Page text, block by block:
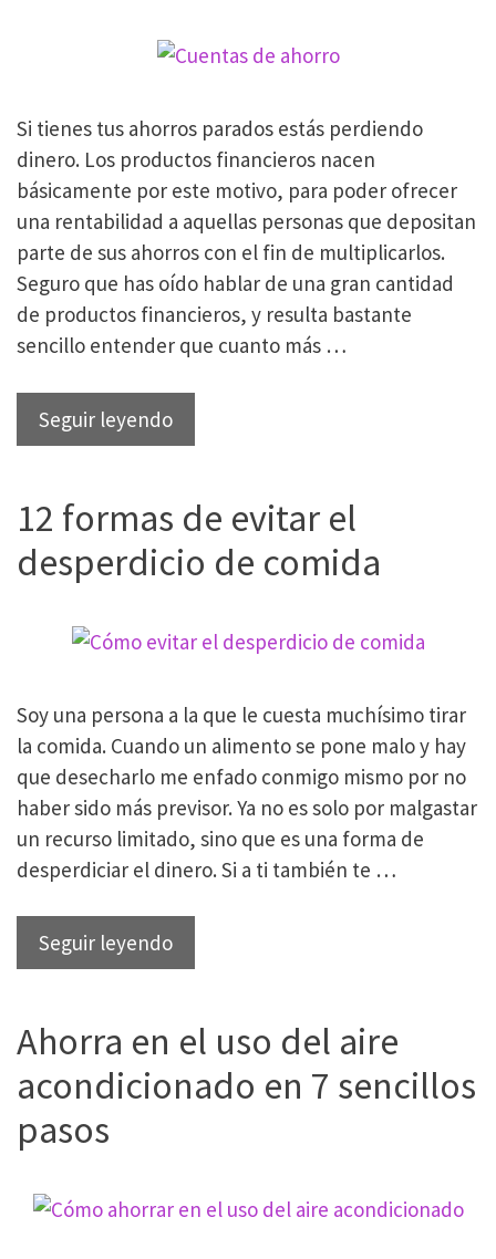
compras
(sin
códigos
descuento)
Si tienes tus ahorros parados estás perdiendo
dinero. Los productos financieros nacen
básicamente por este motivo, para poder ofrecer
una rentabilidad a aquellas personas que depositan
parte de sus ahorros con el fin de multiplicarlos.
Seguro que has oído hablar de una gran cantidad
de productos financieros, y resulta bastante
sencillo entender que cuanto más …
Seguir leyendoCuentas
de
qué
y
ahorrar
ellas
12 formas de evitar el
desperdicio de comida
Soy una persona a la que le cuesta muchísimo tirar
la comida. Cuando un alimento se pone malo y hay
que desecharlo me enfado conmigo mismo por no
haber sido más previsor. Ya no es solo por malgastar
un recurso limitado, sino que es una forma de
desperdiciar el dinero. Si a ti también te …
Seguir leyendo12
formas
evitar
desperdicio
Ahorra en el uso del aire
acondicionado en 7 sencillos
pasos